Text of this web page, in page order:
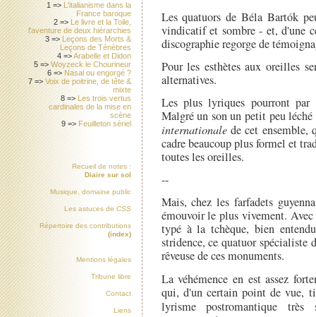
Les quatuors de Béla Bartók
vindicatif et sombre - et, d'une
discographie regorge de
Pour les esthètes aux oreilles
alternatives.
Les plus lyriques pourront
Malgré un son un petit peu
internationalede cet ensemble,
cadre beaucoup plus formel et
toutes les oreilles.
--
Mais, chez les farfadets
émouvoir le plus vivement.
typé à la tchèque, bien
stridence, ce quatuor
rêveuse de ces monuments.
La véhémence en est assez
qui, d'un certain point de vue,
lyrisme postromantique
1 => L'italianisme dans la
France baroque
2 => Le livre et la Toile,
l'aventure de deux hiérarchies
3 => Leçons des Morts &
Leçons de Ténèbres
4 =>Arabelle et Didon
5 =>Woyzeck le Chourineur
6 => Nasal ou engorgé ?
7 =>Voix de poitrine, de tête &
mixte
8 => Les trois vertus
cardinales de la mise en
scène
9 => Feuilleton sériel
Recueil de notes :
Diaire sur sol
Musique, domaine public
Les astuces de CSS
Répertoire des contributions
(index)
Mentions légales
Tribune libre
Contact
Liens